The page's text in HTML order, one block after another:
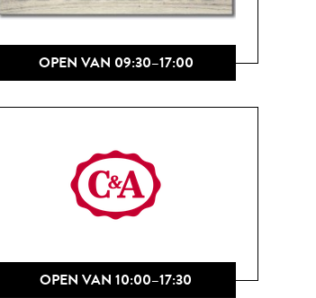
OPEN VAN 09:30–17:00
OPEN VAN 10:00–17:30